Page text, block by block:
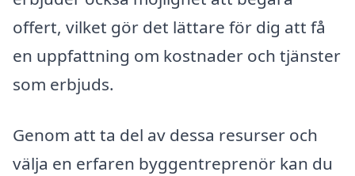
offert, vilket gör det lättare för dig att få
en uppfattning om kostnader och tjänster
som erbjuds.
Genom att ta del av dessa resurser och
välja en erfaren byggentreprenör kan du